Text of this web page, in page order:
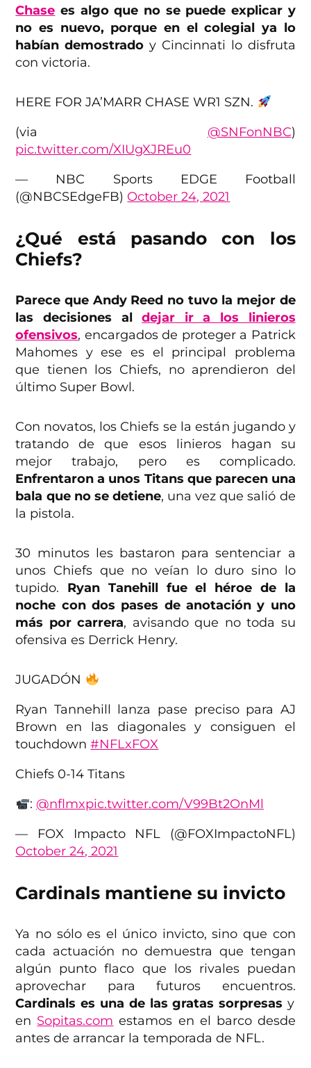
Chase es algo que no se puede explicar y
no es nuevo, porque en el colegial ya lo
habían demostrado y Cincinnati lo disfruta
con victoria.
HERE FOR JA’MARR CHASE WR1 SZN.
(via @SNFonNBC)
pic.twitter.com/XIUgXJREu0
— NBC Sports EDGE Football
(@NBCSEdgeFB) October 24, 2021
¿Qué está pasando con los
Chiefs?
Parece que Andy Reed no tuvo la mejor de
las decisiones aldejar ir a los linieros
ofensivos, encargados de proteger a Patrick
Mahomes y ese es el principal problema
que tienen los Chiefs, no aprendieron del
último Super Bowl.
Con novatos, los Chiefs se la están jugando y
tratando de que esos linieros hagan su
mejor trabajo, pero es complicado.
Enfrentaron a unos Titans que parecen una
bala que no se detiene, una vez que salió de
la pistola.
30 minutos les bastaron para sentenciar a
unos Chiefs que no veían lo duro sino lo
tupido. Ryan Tanehill fue el héroe de la
noche con dos pases de anotación y uno
más por carrera, avisando que no toda su
ofensiva es Derrick Henry.
JUGADÓN
Ryan Tannehill lanza pase preciso para AJ
Brown en las diagonales y consiguen el
touchdown#NFLxFOX
Chiefs 0-14 Titans
: @nflmxpic.twitter.com/V99Bt2OnMl
— FOX Impacto NFL (@FOXImpactoNFL)
October 24, 2021
Cardinals mantiene su invicto
Ya no sólo es el único invicto, sino que con
cada actuación no demuestra que tengan
algún punto flaco que los rivales puedan
aprovechar para futuros encuentros.
Cardinals es una de las gratas sorpresas y
en Sopitas.com estamos en el barco desde
antes de arrancar la temporada de NFL.